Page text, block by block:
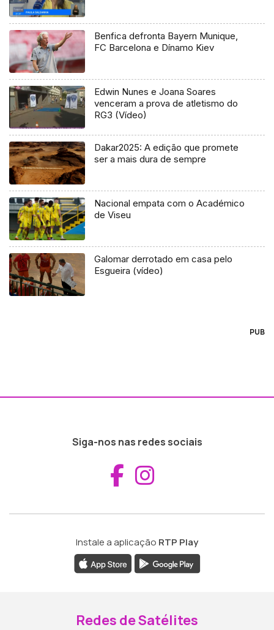
Benfica defronta Bayern Munique,
FC Barcelona e Dínamo Kiev
Edwin Nunes e Joana Soares
venceram a prova de atletismo do
RG3 (Vídeo)
Dakar2025: A edição que promete
ser a mais dura de sempre
Nacional empata com o Académico
de Viseu
Galomar derrotado em casa pelo
Esgueira (vídeo)
PUB
Siga-nos nas redes sociais
Aceder ao
Instale a aplicação RTP Play
Redes de Satélites